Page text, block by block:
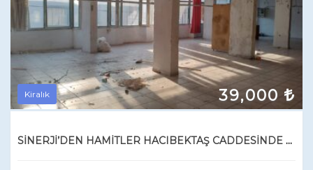
39,000
Kiralık
SİNERJİ’DEN HAMİTLER HACIBEKTAŞ CADDESİNDE KİRALIK İŞ YERİ